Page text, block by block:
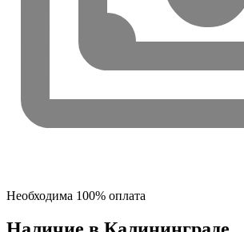
Необходима 100% оплата